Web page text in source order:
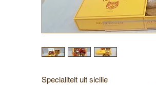
Specialiteit uit sicilie